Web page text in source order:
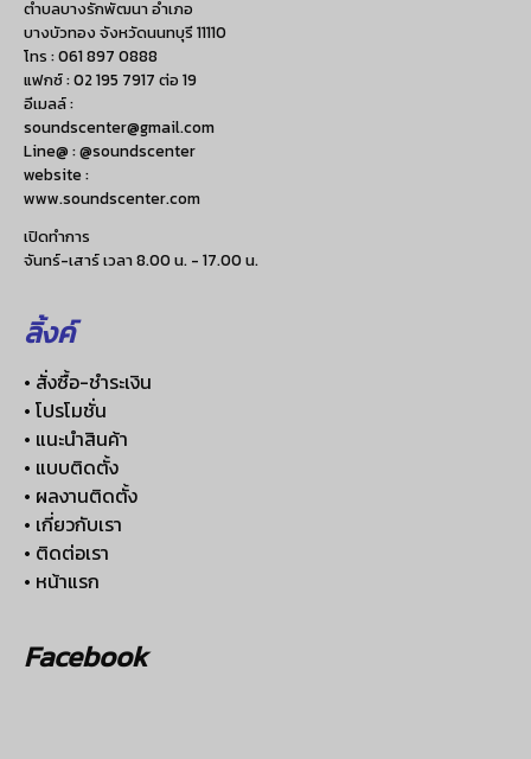
ตำบลบางรักพัฒนา อำเภอ
บางบัวทอง จังหวัดนนทบุรี 11110
โทร :061 897 0888
แฟกซ์ :02 195 7917 ต่อ 19
อีเมลล์ :
soundscenter@gmail.com
Line@ : @soundscenter
website :
www.soundscenter.com
เปิดทำการ
จันทร์-เสาร์ เวลา 8.00 น. - 17.00 น.
ลิ้งค์
• สั่งซื้อ-ชำระเงิน
• โปรโมชั่น
• แนะนำสินค้า
• แบบติดตั้ง
• ผลงานติดตั้ง
• เกี่ยวกับเรา
• ติดต่อเรา
• หน้าแรก
Facebook